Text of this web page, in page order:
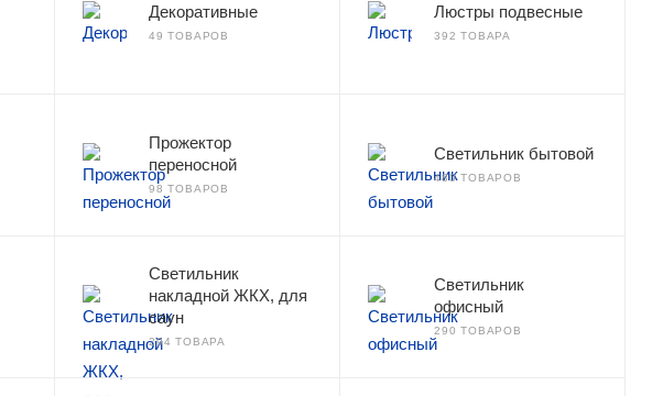
Декоративные
49 ТОВАРОВ
Люстры подвесные
392 ТОВАРА
Прожектор
переносной
98 ТОВАРОВ
Светильник бытовой
480 ТОВАРОВ
Светильник
накладной ЖКХ, для
саун
294 ТОВАРА
Светильник
офисный
290 ТОВАРОВ